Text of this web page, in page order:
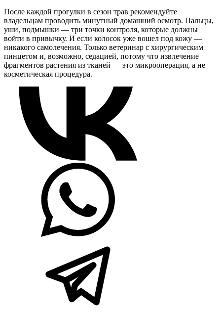
После каждой прогулки в сезон трав рекомендуйте
владельцам проводить минутный домашний осмотр. Пальцы,
уши, подмышки — три точки контроля, которые должны
войти в привычку. И если колосок уже вошел под кожу —
никакого самолечения. Только ветеринар с хирургическим
пинцетом и, возможно, седацией, потому что извлечение
фрагментов растения из тканей — это микрооперация, а не
косметическая процедура.